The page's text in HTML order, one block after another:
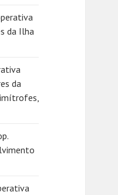
da Ilha
da